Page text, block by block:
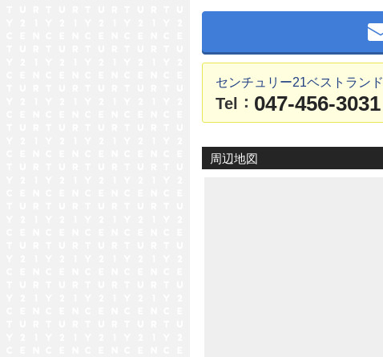
センチュリー21ベストランド
Tel ： 047-456-3031
周辺地図